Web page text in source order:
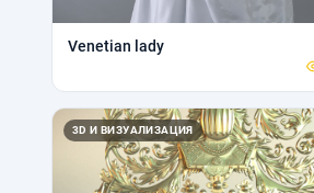
Venetian lady
3D И ВИЗУАЛИЗАЦИЯ